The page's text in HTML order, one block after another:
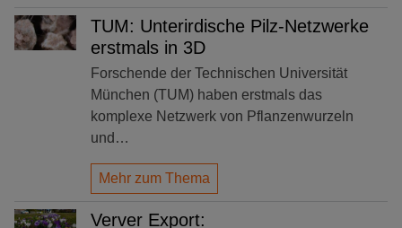
TUM: Unterirdische Pilz-Netzwerke
erstmals in 3D
Forschende der Technischen Universität
München (TUM) haben erstmals das
komplexe Netzwerk von Pflanzenwurzeln
und…
Mehr zum Thema
Verver Export: